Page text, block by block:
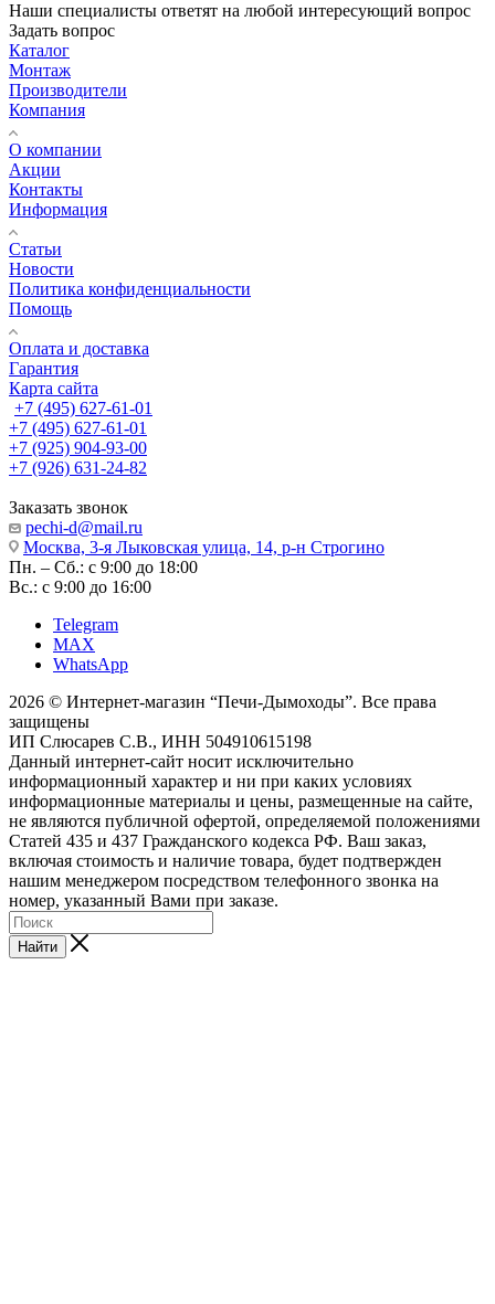
Наши специалисты ответят на любой интересующий вопрос
Задать вопрос
Каталог
Монтаж
Производители
Компания
О компании
Акции
Контакты
Информация
Статьи
Новости
Политика конфиденциальности
Помощь
Оплата и доставка
Гарантия
Карта сайта
+7 (495) 627-61-01
+7 (495) 627-61-01
+7 (925) 904-93-00
+7 (926) 631-24-82
Заказать звонок
pechi-d@mail.ru
Москва, 3-я Лыковская улица, 14, р-н Строгино
Пн. – Сб.: с 9:00 до 18:00
Вс.: с 9:00 до 16:00
Telegram
MAX
WhatsApp
2026 © Интернет-магазин “Печи-Дымоходы”. Все права
защищены
ИП Слюсарев С.В., ИНН 504910615198
Данный интернет-сайт носит исключительно
информационный характер и ни при каких условиях
информационные материалы и цены, размещенные на сайте,
не являются публичной офертой, определяемой положениями
Статей 435 и 437 Гражданского кодекса РФ. Ваш заказ,
включая стоимость и наличие товара, будет подтвержден
нашим менеджером посредством телефонного звонка на
номер, указанный Вами при заказе.
Найти